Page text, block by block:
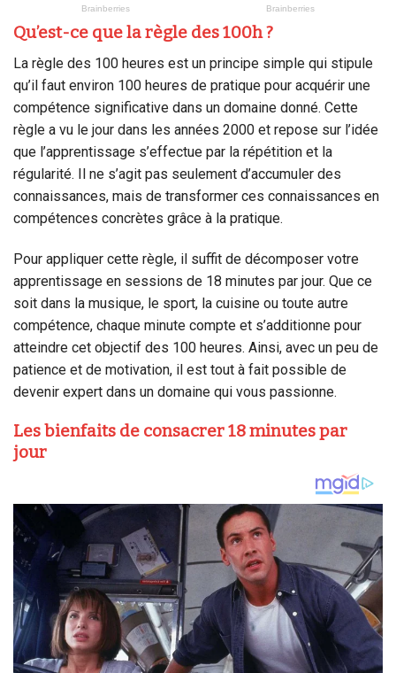
Qu’est-ce que la règle des 100h ?
La règle des 100 heures est un principe simple qui stipule
qu’il faut environ 100 heures de pratique pour acquérir une
compétence significative dans un domaine donné. Cette
règle a vu le jour dans les années 2000 et repose sur l’idée
que l’apprentissage s’effectue par la répétition et la
régularité. Il ne s’agit pas seulement d’accumuler des
connaissances, mais de transformer ces connaissances en
compétences concrètes grâce à la pratique.
Pour appliquer cette règle, il suffit de décomposer votre
apprentissage en sessions de 18 minutes par jour. Que ce
soit dans la musique, le sport, la cuisine ou toute autre
compétence, chaque minute compte et s’additionne pour
atteindre cet objectif des 100 heures. Ainsi, avec un peu de
patience et de motivation, il est tout à fait possible de
devenir expert dans un domaine qui vous passionne.
Les bienfaits de consacrer 18 minutes par
jour